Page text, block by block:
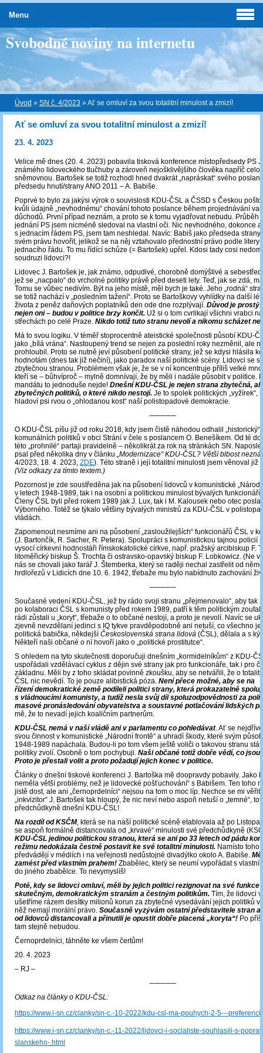
Svobodné noviny na internetu
Úvod » SN č. 4/2023 »Ať se omluví za svou totalitní minulost a zmizí!
Ať se omluví za svou totalitní minulost a zmizí!
23. 4. 2023
Velice mě dnes (20. 4. 2023) pobavila tisková konference místopředsedy PS
známého lidoveckého tlučhuby a zároveň nejošklivějšího člověka napříč
sněmovnou. Bartošek se totiž rozhodl hned dvakrát „napráskat“ svého
předsedu hnutí/strany ANO 2011 – A. Babiše.
Poprvé to bylo za jakýsi výrok o souvislosti KDU-ČSL a ČSSD s Českou
kvůli údajně „nevhodnému“ chování tohoto poslance během projednávání
důchodů. První případ neznám, a proto se k tomu vyjadřovat nebudu. Průběh
jednání PS jsem nicméně sledoval na vlastní oči. Nic nevhodného, dokonce
s jednacím řádem PS, jsem tam neshledal. Navíc: Babiš jako předseda strany
svém právu hovořit, jelikož se na něj vztahovalo přednostní právo podle litery
jednacího řádu. To mu řídící schůze (= Bartošek) upřel. Kdosi tady cosi
soudruzi lidovci?!
Lidovec J. Bartošek je, jak známo, odpudivé, chorobně domýšlivé a
jež se „nacpalo“ do vrcholné politiky právě před deseti lety. Teď, jak se zdá,
Tomu se vůbec nedivím. Být na jeho místě, měl bych je také. Jeho „rodná“
se totiž nachází v „posledním tažení“. Proto se Bartoškovy vyhlídky na další
života z peněz daňových poplatníků den ode dne rozplývají. Důvod je
nejen oni – budou v politice brzy končit. Už si o tom cvrlikají všichni vrabci
střechách po celé Praze. Nikdo totiž tuto stranu nevolí a nikomu scházet
Má to svou logiku. V téměř stoprocentně ateistické společnosti působí KDU-
jako „bílá vrána“. Nastoupený trend se nejen za poslední roky nezměnil, ale
prohloubil. Proto se nutně jeví působení politické strany, jež se kdysi hlásila
hodnotám (dnes tak již nečiní), jako paradox naší politické scény. Lidovci se
zbytečnou stranou. Problémem však je, že se v ní koncentruje příliš velké
kteří se – bůhvíproč – mylně domnívají, že by měli i nadále působit v politice.
mandátu to jednoduše nejde! Dnešní KDU-ČSL je nejen strana zbytečná,
zbytečných politiků, o které nikdo nestojí. Je to spolek politických „vyžírek“,
hladoví psi rvou o „ohlodanou kost“ naší polistopadové demokracie.
─────
O KDU-ČSL píšu již od roku 2018, kdy jsem čistě náhodou odhalil „historický“
komunálních politiků v obci Strání v čele s poslancem O. Benešíkem. Od té
této „prohnilé“ partaji pravidelně – několikrát za rok na stránkách SN.
psal před několika dny v článku „Modernizace“ KDU-ČSL? Větší blbost
4/2023, 18. 4. 2023, ZDE). Této straně i její totalitní minulosti jsem věnoval již
(Viz odkazy za tímto textem.)
Pozornost je zde soustředěna jak na působení lidovců v komunistické
v letech 1948-1989, tak i na osobní a politickou minulost bývalých funkcionářů
Členy ČSL byli před rokem 1989 jak J. Lux, tak i M. Kalousek nebo otec
Výborného. Totéž se týkalo většiny bývalých ministrů za KDU-ČSL v
vládách.
Zapomenout nesmíme ani na působení „zasloužilejších“ funkcionářů ČSL v
(J. Bartončík, R. Sacher, R. Petera). Spolupráci s komunistickou tajnou policií
vysocí církevní hodnostáři římskokatolické církve, např. pražský arcibiskup F.
litoměřický biskup Š. Trochta či ostravsko-opavský biskup F. Lobkowicz. (Ne
nás se chovali jako farář J. Štemberka, který se raději nechal zastřelit od
hrdlořezů v Lidicích dne 10. 6. 1942, třebaže mu bylo nabídnuto zachování
─────
Současné vedení KDU-ČSL, jež by rádo svoji stranu „přejmenovalo“, aby tak
po kolaboraci ČSL s komunisty před rokem 1989, patří k těm politickým
rádi zůstali u „koryt“, třebaže o to občané nestojí, a proto je nevolí. Navíc se
zjevně nevzdělaní jedinci s IQ tykve pravděpodobně ani netuší, co všechno
politická babička, někdejší Československá strana lidová (ČSL), dělala a s
Někteří naši občané o ní hovoří jako o „politické prostitutce“.
S ohledem na tyto skutečnosti doporučuji dnešním „kormidelníkům“ z KDU-
uspořádali vzdělávací cyklus z dějin své strany jak pro funkcionáře, tak i pro
základnu. Měli by z toho skládat povinně zkoušku, aby se netvářili, že o
ČSL nic nevědí. To je pouze alibistická póza. Není přece možné, aby se na
řízení demokratické země podíleli politici strany, která prokazatelně
s vládnoucími komunisty, a tudíž nesla svůj díl spoluzodpovědnosti za
masové pronásledování obyvatelstva a soustavné potlačování lidských
mě, že to nevadí jejich koaličním partnerům.
KDU-ČSL nemá v naší vládě ani v parlamentu co pohledávat. Ať se
svou činnost v komunistické „Národní frontě“ a uhradí škody, které svým
1948-1989 napáchala. Budou-li po tom všem ještě voliči o takovou stranu
politiky zvolí. Osobně o tom pochybuji. Naši občané totiž dobře vědí, co jsou
Proto je přestali volit a proto požadují jejich konec v politice.
Články o dnešní tiskové konferenci J. Bartoška mě doopravdy pobavily. Jako
neměla větší problémy, než je lidovecké pošťuchování“ s Babišem. Ten toho
jistě dost, ale ani „černoprdelníci“ nejsou na tom o moc líp. Nechce se mi
„inkvizitor“ J. Bartošek tak hloupý, že nic neví nebo aspoň netuší o „temné“,
předchůdkyně dnešní KDU-ČSL!
Na rozdíl od KSČM, která se na naší politické scéně etablovala až po
se aspoň formálně distancovala od „krvavé“ minulosti své předchůdkyně
KDU-ČSL jedinou politickou stranou, která se ani po 33 letech od pádu
režimu nedokázala čestně postavit ke své totalitní minulosti. Namísto toho
předvádějí v médiích i na veřejnosti nedůstojné divadýlko okolo A. Babiše.
zamést před vlastním prahem! Zbabělec, který se neumí vypořádat s vlastní
do jiného zbabělce. To nevymyslíš!
Poté, kdy se lidovci omluví, měli by jejich politici rezignovat na své funkce
skutečným, demokratickým stranám a čestným politikům. Tím, že lidovci
ušetříme rázem desítky milionů korun za zbytečné vysedávání jejich politiků
něž nemají morální právo. Současně vyzývám ostatní představitele stran a
od lidovců distancovali a přinutili je opustit dobře placená „koryta“! Po
tam stejně nebudou.
Černoprdelníci, táhněte ke všem čertům!
20. 4. 2023
‒ RJ ‒
─────
Odkaz na články o KDU-ČSL:
https://www.i-sn.cz/clanky/sn-c.-10-2022/kdu-csl-ma-pouhych-2-5---
https://www.i-sn.cz/clanky/sn-c.-11-2022/lidovci-i-socialiste-souhlasili-s-
slanskeho-.html
Menu